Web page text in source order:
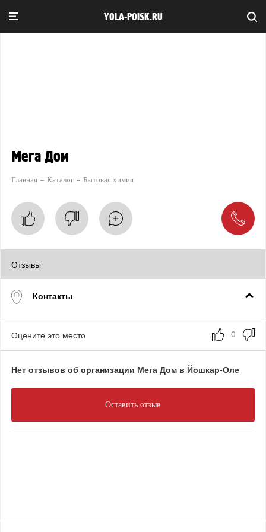
YOLA-POISK.RU
Мега Дом
Главная Каталог Бытовая химия
Отзывы
Контакты
Оцените это место
Нет отзывов об организации Мега Дом в Йошкар-Оле
Оставить отзыв